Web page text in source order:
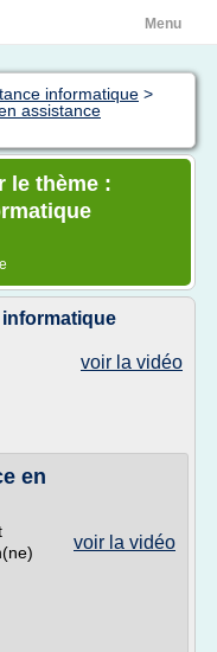
Menu
informatique >
assistance
le thème :
voir la vidéo
en
voir la vidéo